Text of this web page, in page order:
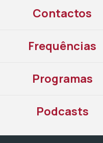
Contactos
Frequências
Programas
Podcasts